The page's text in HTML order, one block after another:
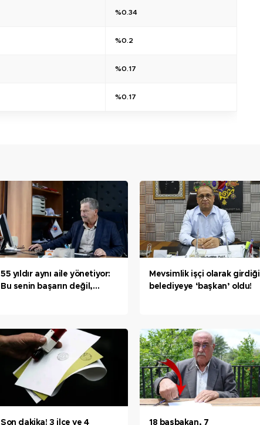
%0.34
%0.2
%0.17
%0.17
55 yıldır aynı aile yönetiyor:
Bu senin başarın değil,
Mevsimlik işçi olarak girdiği
belediyeye ‘başkan’ oldu!
Son dakika! 3 ilçe ve 4 18 başbakan, 7